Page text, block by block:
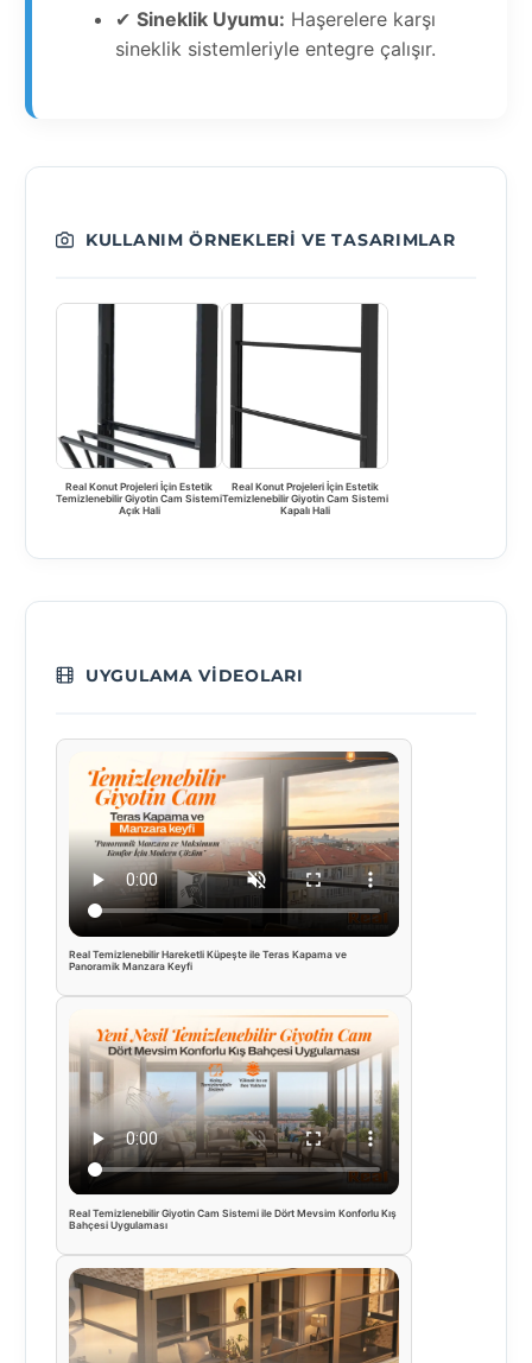
✔ Sineklik Uyumu: Haşerelere karşı
sineklik sistemleriyle entegre çalışır.
KULLANIM ÖRNEKLERI VE TASARIMLAR
Real Konut Projeleri İçin Estetik
Temizlenebilir Giyotin Cam Sistemi
Açık Hali
Real Konut Projeleri İçin Estetik
Temizlenebilir Giyotin Cam Sistemi
Kapalı Hali
UYGULAMA VIDEOLARI
Real Temizlenebilir Hareketli Küpeşte ile Teras Kapama ve
Panoramik Manzara Keyfi
Real Temizlenebilir Giyotin Cam Sistemi ile Dört Mevsim Konforlu Kış
Bahçesi Uygulaması